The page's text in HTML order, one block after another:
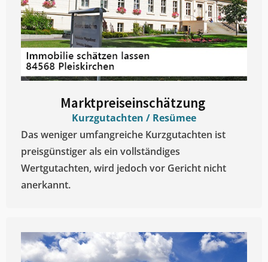
Marktpreiseinschätzung ​
Kurzgutachten / Resümee
Das weniger umfangreiche Kurzgutachten ist
preisgünstiger als ein vollständiges
Wertgutachten, wird jedoch vor Gericht nicht
anerkannt.